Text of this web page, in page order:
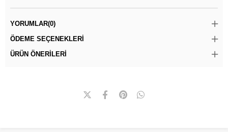
YORUMLAR(0)
ÖDEME SEÇENEKLERI
ÜRÜN ÖNERILERI